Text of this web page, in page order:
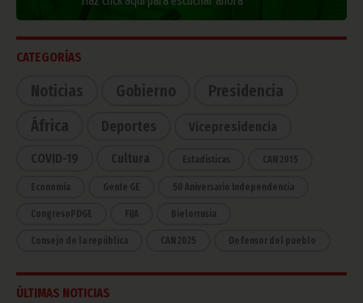
CATEGORÍAS
Noticias Gobierno
Presidencia
África
Deportes Vicepresidencia
COVID-19 Cultura Estadísticas CAN 2015
Economía Gente GE 50 Aniversario Independencia
CongresoPDGE FIJA Bielorrusia
Consejo de la república CAN 2025 Defensor del pueblo
ÚLTIMAS NOTICIAS